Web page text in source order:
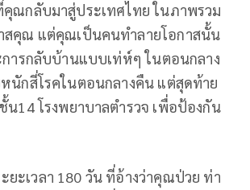
ณกลับมาสู่ประเทศไทย ในภาพรวม
สคุณ แต่คุณเป็นคนทำลายโอกาสนั้น
การกลับบ้านแบบเท่ห์ๆ ในตอนกลาง
นักสี่โรคในตอนกลางคืน แต่สุดท้าย
น14 โรงพยาบาลตำรวจ เพื่อป้องกัน
ะเวลา 180 วัน ที่อ้างว่าคุณป่วย ท่า